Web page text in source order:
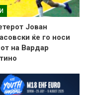
Јован
ќе го носи
на Вардар